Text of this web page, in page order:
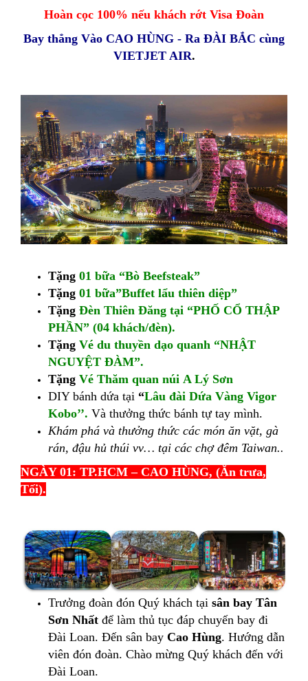
Hoàn cọc 100% nếu khách rớt Visa Đoàn
Bay thẳng Vào CAO HÙNG - Ra ĐÀI BẮC cùng
VIETJET AIR.
Tặng 01 bữa “Bò Beefsteak”
Tặng 01 bữa”Buffet lẩu thiên diệp”
Tặng Đèn Thiên Đăng tại “PHỐ CỔ THẬP
PHẦN” (04 khách/đèn).
Tặng Vé du thuyền dạo quanh “NHẬT
NGUYỆT ĐÀM”.
Tặng Vé Thăm quan núi A Lý Sơn
DIY bánh dứa tại “Lâu đài Dứa Vàng Vigor
Kobo’’. Và thưởng thức bánh tự tay mình.
Khám phá và thưởng thức các món ăn vặt, gà
rán, đậu hủ thúi vv… tại các chợ đêm Taiwan..
NGÀY 01: TP.HCM – CAO HÙNG, (Ăn trưa,
Tối).
Trưởng đoàn đón Quý khách tại sân bay Tân
Sơn Nhất để làm thủ tục đáp chuyến bay đi
Đài Loan. Đến sân bay Cao Hùng. Hướng dẫn
viên đón đoàn. Chào mừng Quý khách đến với
Đài Loan.